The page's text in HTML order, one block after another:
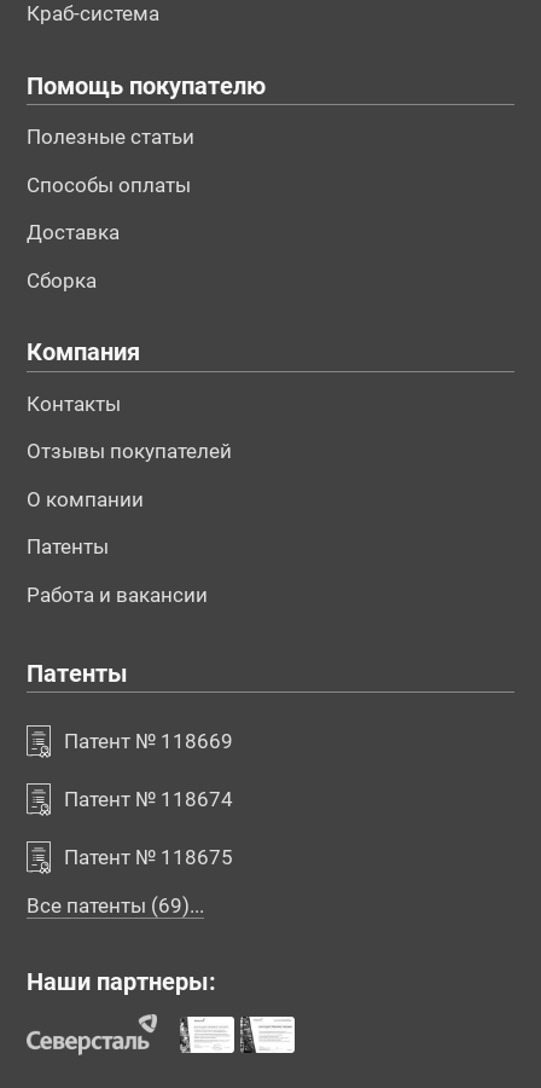
Краб-система
Помощь покупателю
Полезные статьи
Способы оплаты
Доставка
Сборка
Компания
Контакты
Отзывы покупателей
О компании
Патенты
Работа и вакансии
Патенты
Патент № 118669
Патент № 118674
Патент № 118675
Все патенты (69)...
Наши партнеры: